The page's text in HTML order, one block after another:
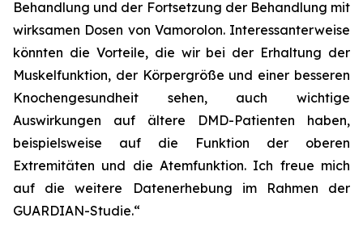
Behandlung und der Fortsetzung der Behandlung mit
wirksamen Dosen von Vamorolon. Interessanterweise
könnten die Vorteile, die wir bei der Erhaltung der
Muskelfunktion, der Körpergröße und einer besseren
Knochengesundheit sehen, auch wichtige
Auswirkungen auf ältere DMD-Patienten haben,
beispielsweise auf die Funktion der oberen
Extremitäten und die Atemfunktion. Ich freue mich
auf die weitere Datenerhebung im Rahmen der
GUARDIAN-Studie.“